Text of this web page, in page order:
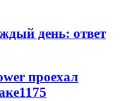
день: ответ
проехал
1175